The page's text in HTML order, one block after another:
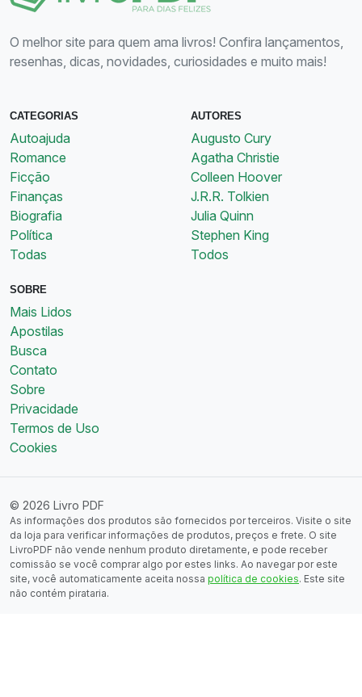
O melhor site para quem ama livros! Confira lançamentos,
resenhas, dicas, novidades, curiosidades e muito mais!
CATEGORIAS
Autoajuda
Romance
Ficção
Finanças
Biografia
Política
Todas
AUTORES
Augusto Cury
Agatha Christie
Colleen Hoover
J.R.R. Tolkien
Julia Quinn
Stephen King
Todos
SOBRE
Mais Lidos
Apostilas
Busca
Contato
Sobre
Privacidade
Termos de Uso
Cookies
© 2026 Livro PDF
As informações dos produtos são fornecidos por terceiros. Visite o site
da loja para verificar informações de produtos, preços e frete. O site
LivroPDF não vende nenhum produto diretamente, e pode receber
comissão se você comprar algo por estes links. Ao navegar por este
site, você automaticamente aceita nossa política de cookies. Este site
não contém pirataria.